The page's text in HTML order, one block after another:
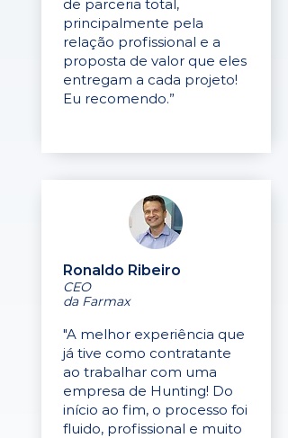
de parceria total,
principalmente pela
relação profissional e a
proposta de valor que eles
entregam a cada projeto!
Eu recomendo.”
Ronaldo Ribeiro
CEO
da Farmax
"A melhor experiência que
já tive como contratante
ao trabalhar com uma
empresa de Hunting! Do
início ao fim, o processo foi
fluido, profissional e muito